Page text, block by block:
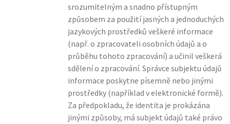
srozumitelným a snadno přístupným
způsobem za použití jasných a jednoduchých
jazykových prostředků veškeré informace
(např. o zpracovateli osobních údajů a o
průběhu tohoto zpracování) a učinil veškerá
sdělení o zpracování. Správce subjektu údajů
informace poskytne písemně nebo jinými
prostředky (například v elektronické formě).
Za předpokladu, že identita je prokázána
jinými způsoby, má subjekt údajů také právo